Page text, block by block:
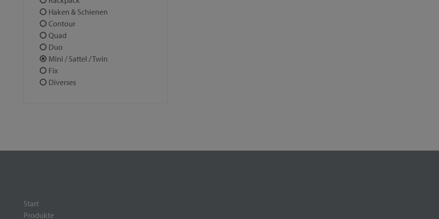
Haken & Schienen
Contour
Quad
Duo
Mini / Sattel / Twin
Fix
Diverses
Start
Produkte